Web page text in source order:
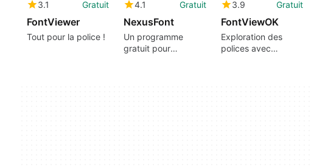
3.1 Gratuit
FontViewer
Tout pour la police !
4.1 Gratuit
NexusFont
Un programme
gratuit pour
3.9 Gratuit
FontViewOK
Exploration des
polices avec